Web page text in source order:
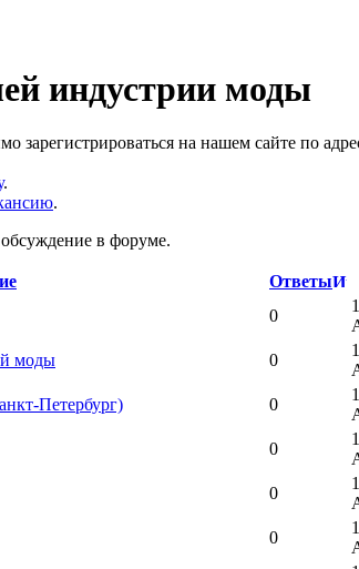
индустрии моды
зарегистрироваться на нашем сайте по
.
.
в форуме.
Ответы
0
моды 0
Петербург) 0
0
0
0